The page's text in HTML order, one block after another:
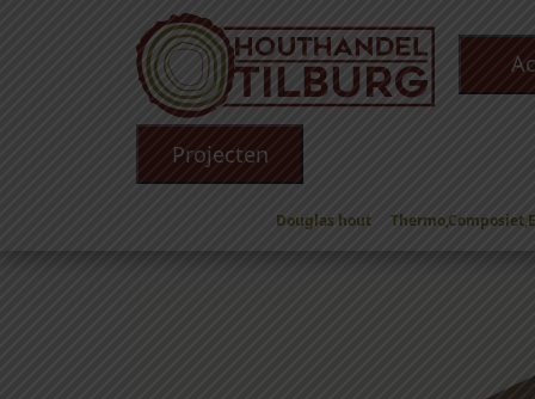
Projecten
Douglas hout
Douglas hout/Douglas Palen/